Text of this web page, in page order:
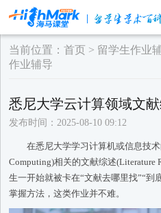
当前位置：首页 > 留学生作业
作业辅导
悉尼大学云计算领域文
发布时间：2025-08-10 09:12
在悉尼大学学习计算机或信息技术
Computing)相关的文献综述(Literature
生一开始就被卡在“文献去哪里找”“到
掌握方法，这类作业并不难。